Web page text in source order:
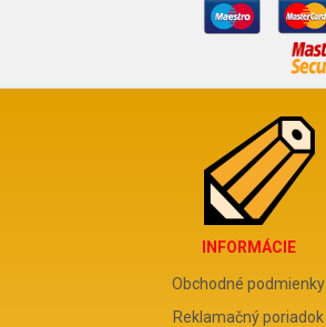
INFORMÁCIE
Obchodné podmienky
Reklamačný poriadok